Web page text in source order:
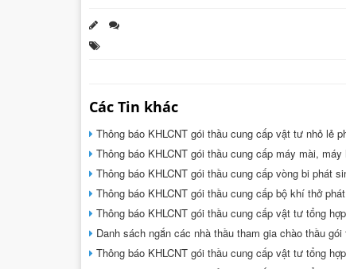
Các Tin khác
Thông báo KHLCNT gói thầu cung cấp vật tư nhỏ lẻ
Thông báo KHLCNT gói thầu cung cấp máy mài,
Thông báo KHLCNT gói thầu cung cấp vòng bi phát
Thông báo KHLCNT gói thầu cung cấp bộ khí thở
Thông báo KHLCNT gói thầu cung cấp vật tư tổng
Danh sách ngắn các nhà thầu tham gia chào thầu
Thông báo KHLCNT gói thầu cung cấp vật tư tổng